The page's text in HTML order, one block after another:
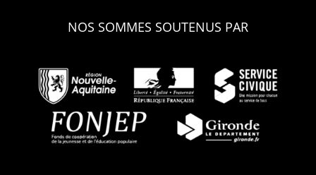
NOS SOMMES SOUTENUS PAR